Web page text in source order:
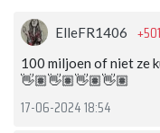
ElleFR1406
100 miljoen of niet ze
👋🏽👋🏽👋🏽👋🏽
17-06-2024 18:54